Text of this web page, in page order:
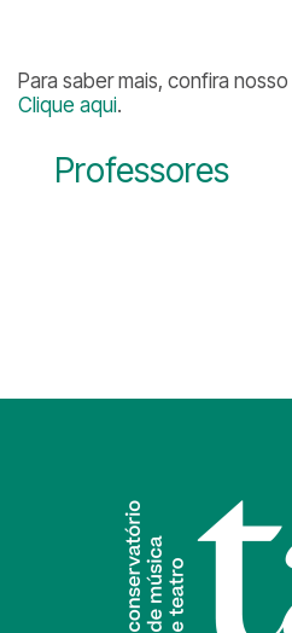
Para saber mais, confira nosso
Clique aqui.
Professores